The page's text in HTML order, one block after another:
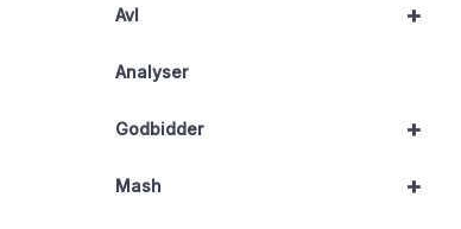
+
Avl
Analyser
+
Godbidder
+
Mash